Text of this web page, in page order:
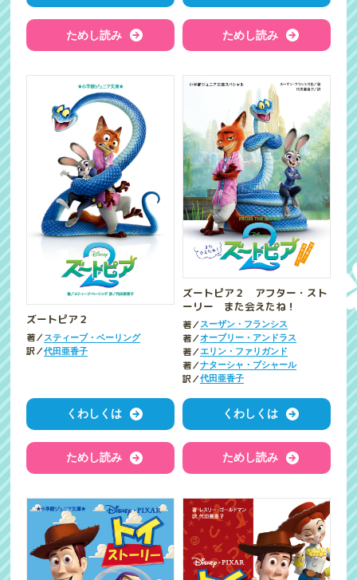
ためし読み ためし読み
ズートピア２
著／スティーブ・ベーリング
訳／代田亜香子
くわしくは
ためし読み
ズートピア２ アフター・スト
ーリー また会えたね！
著／スーザン・フランシス
著／オーブリー・アンドラス
著／エリン・ファリガンド
著／ナターシャ・ブシャール
訳／代田亜香子
くわしくは
ためし読み